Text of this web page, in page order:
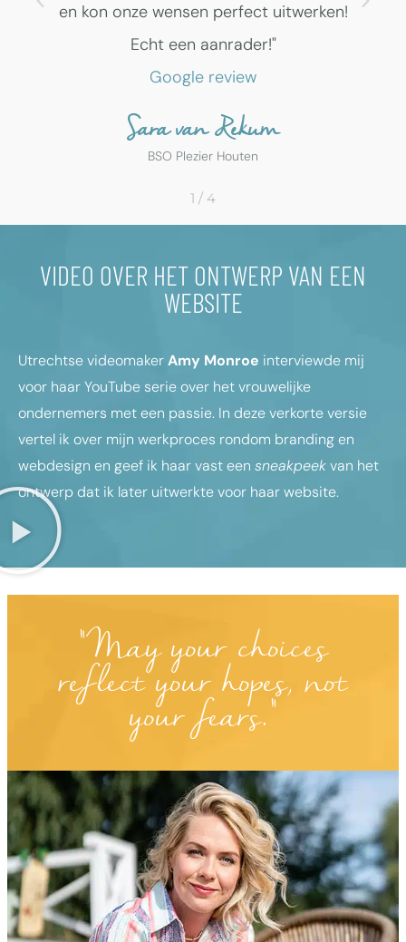
en kon onze wensen perfect uitwerken!
Echt een aanrader!"
Google review
Sara van Rekum
BSO Plezier Houten
1 / 4
VIDEO OVER HET ONTWERP VAN EEN
WEBSITE
Utrechtse videomakerAmy Monroe interviewde mij
voor haar YouTube serie over het vrouwelijke
ondernemers met een passie. In deze verkorte versie
vertel ik over mijn werkproces rondom branding en
webdesign en geef ik haar vast een sneakpeekvan het
ontwerp dat ik later uitwerkte voor haar website.
"May your choices
reflect your hopes, not
your fears."